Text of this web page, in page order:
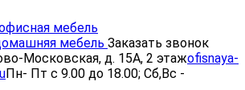
мебель
мебель Заказать звонок
Московская, д. 15А, 2 этажofisnaya-
Пн- Пт с 9.00 до 18.00; Сб,Вс -